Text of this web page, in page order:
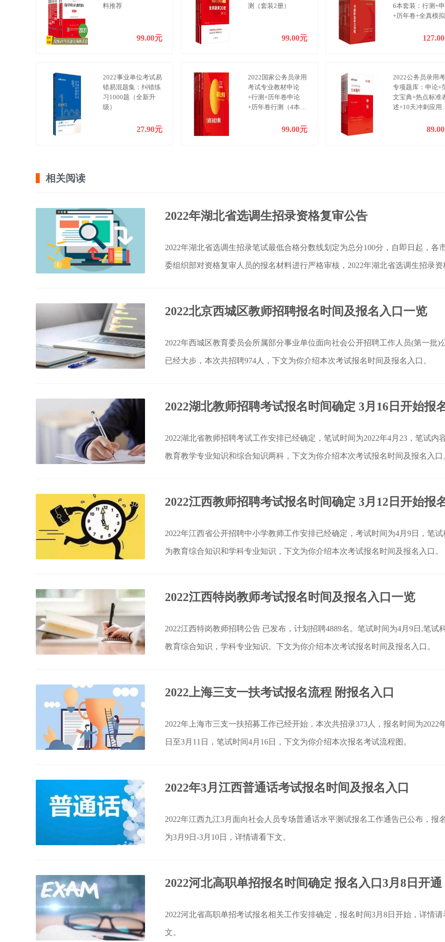
料推荐
99.00元
测（套装2册）
99.00元
6本套装：行测+
+历年卷+全真模
2022事业单位考试易
错易混题集：纠错练
习1000题（全新升
级）
27.90元
2022国家公务员录用
考试专业教材申论
+行测+历年卷申论
+历年卷行测（4本
99.00元
2022公务员录用
专项题库：申论+
文宝典+热点标准
述+10天冲刺应用
相关阅读
2022年湖北省选调生招录资格复审公告
2022年湖北省选调生招录笔试最低合格分数线划定为总分100分，自即日起，各
委组织部对资格复审人员的报名材料进行严格审核，2022年湖北省选调生招录资
2022北京西城区教师招聘报名时间及报名入口一览
2022年西城区教育委员会所属部分事业单位面向社会公开招聘工作人员(第一批)
已经大步，本次共招聘974人，下文为你介绍本次考试报名时间及报名入口。
2022湖北教师招聘考试报名时间确定 3月16日开始报
2022湖北省教师招聘考试工作安排已经确定，笔试时间为2022年4月23，笔试内
教育教学专业知识和综合知识两科，下文为你介绍本次考试报名时间及报名入口
2022江西教师招聘考试报名时间确定 3月12日开始报
2022年江西省公开招聘中小学教师工作安排已经确定，考试时间为4月9日，笔试
为教育综合知识和学科专业知识，下文为你介绍本次考试报名时间及报名入口。
2022江西特岗教师考试报名时间及报名入口一览
2022江西特岗教师招聘公告 已发布，计划招聘4889名。笔试时间为4月9日,笔试
教育综合知识，学科专业知识。下文为你介绍本次考试报名时间及报名入口。
2022上海三支一扶考试报名流程 附报名入口
2022年上海市三支一扶招募工作已经开始，本次共招录373人，报名时间为2022
日至3月11日，笔试时间4月16日，下文为你介绍本次报名考试流程图。
2022年3月江西普通话考试报名时间及报名入口
2022年江西九江3月面向社会人员专场普通话水平测试报名工作通告已公布，报
为3月9日-3月10日，详情请看下文。
2022河北高职单招报名时间确定 报名入口3月8日开通
2022河北省高职单招考试报名相关工作安排确定，报名时间3月8日开始，详情请
文。